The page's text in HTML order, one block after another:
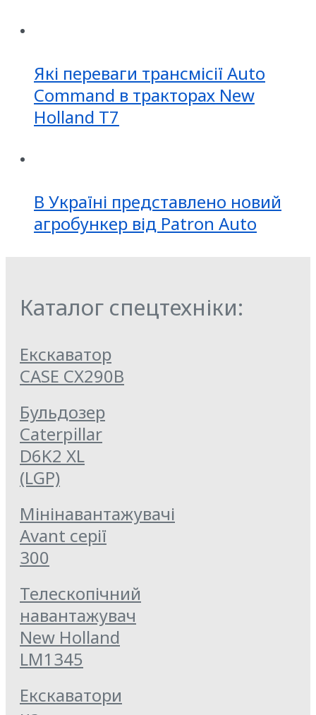
Які переваги трансмісії Auto
Command в тракторах New
Holland T7
В Україні представлено новий
агробункер від Patron Auto
Каталог спецтехніки:
Екскаватор
CASE CX290B
Бульдозер
Caterpillar
D6K2 XL
(LGP)
Мінінавантажувачі
Avant серії
300
Телескопічний
навантажувач
New Holland
LM1345
Екскаватори